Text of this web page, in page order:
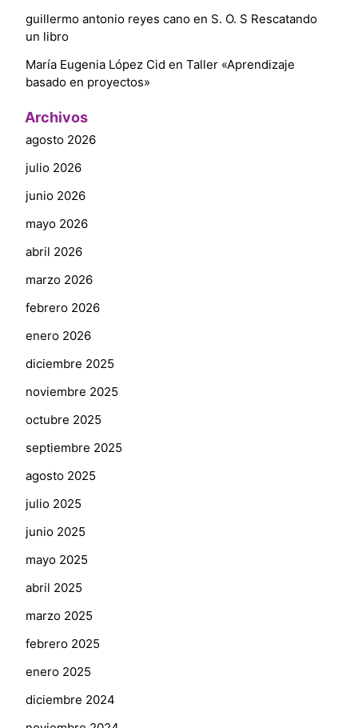
guillermo antonio reyes cano en S. O. S Rescatando
un libro
María Eugenia López Cid en Taller «Aprendizaje
basado en proyectos»
Archivos
agosto 2026
julio 2026
junio 2026
mayo 2026
abril 2026
marzo 2026
febrero 2026
enero 2026
diciembre 2025
noviembre 2025
octubre 2025
septiembre 2025
agosto 2025
julio 2025
junio 2025
mayo 2025
abril 2025
marzo 2025
febrero 2025
enero 2025
diciembre 2024